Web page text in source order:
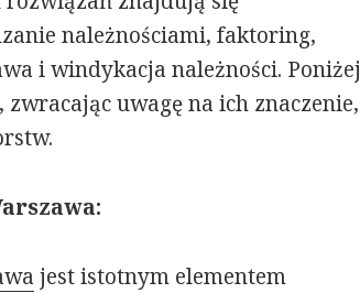
należnościami, faktoring,
i windykacja należności. Poniżej
uwagę na ich znaczenie,
jest istotnym elementem